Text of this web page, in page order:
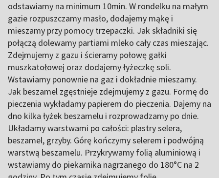
odstawiamy na minimum 10min. W rondelku na małym
gazie rozpuszczamy masło, dodajemy mąkę i
mieszamy przy pomocy trzepaczki. Jak składniki się
połączą dolewamy partiami mleko cały czas mieszając.
Zdejmujemy z gazu i ścieramy połowę gałki
muszkatołowej oraz dodajemy łyżeczkę soli.
Wstawiamy ponownie na gaz i dokładnie mieszamy.
Jak beszamel zgęstnieje zdejmujemy z gazu. Formę do
pieczenia wykładamy papierem do pieczenia. Dajemy na
dno kilka łyżek beszamelu i rozprowadzamy po dnie.
Układamy warstwami po całości: plastry selera,
beszamel, grzyby. Górę kończymy selerem i podwójną
warstwą beszamelu. Przykrywamy folią aluminiową i
wstawiamy do piekarnika nagrzanego do 180°C na 2